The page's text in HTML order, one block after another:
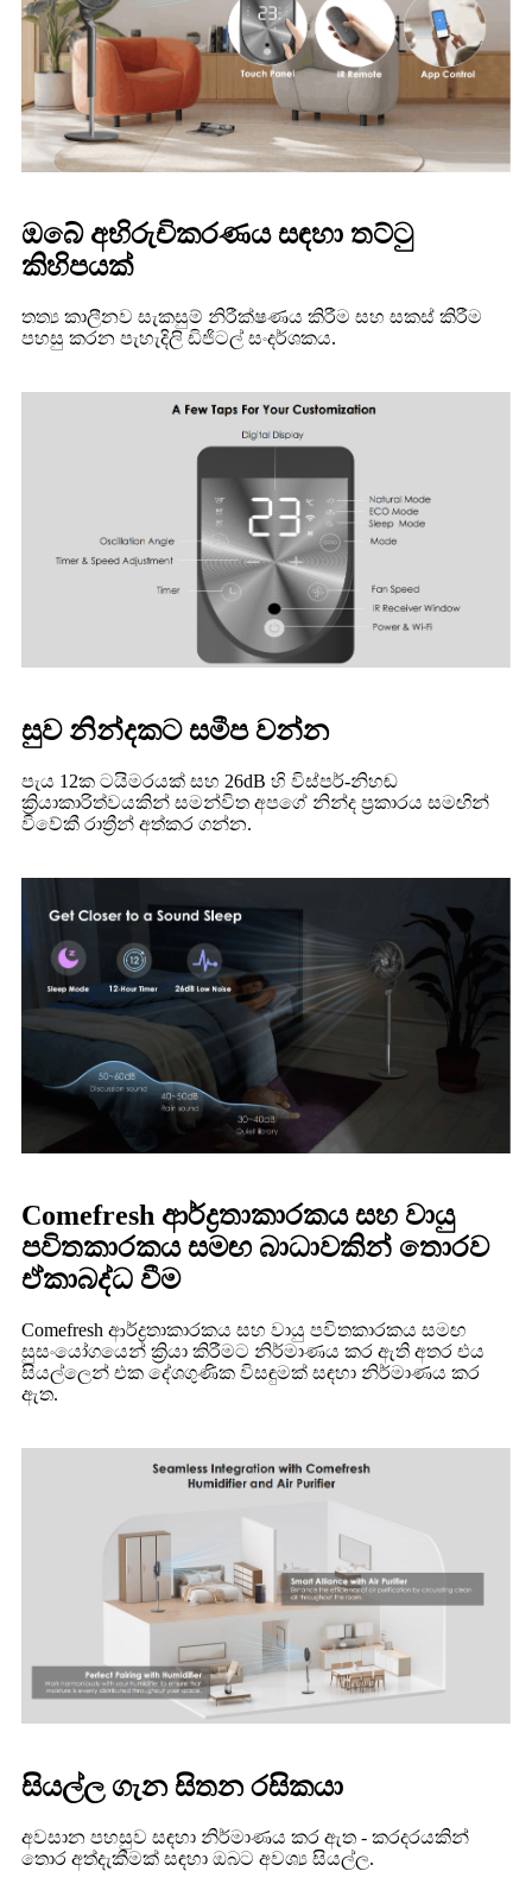
ඔබේ අභිරුචිකරණය සඳහා තට්ටු
කිහිපයක්
තත්‍ය කාලීනව සැකසුම් නිරීක්ෂණය කිරීම සහ සකස් කිරීම
පහසු කරන පැහැදිලි ඩිජිටල් සංදර්ශකය.
සුව නින්දකට සමීප වන්න
පැය 12ක ටයිමරයක් සහ 26dB හි විස්පර්-නිහඬ
ක්‍රියාකාරිත්වයකින් සමන්විත අපගේ නින්ද ප්‍රකාරය සමඟින්
විවේකී රාත්‍රීන් අත්කර ගන්න.
Comefresh ආර්ද්‍රතාකාරකය සහ වායු
පවිතකාරකය සමඟ බාධාවකින් තොරව
ඒකාබද්ධ වීම
Comefresh ආර්ද්‍රතාකාරකය සහ වායු පවිතකාරකය සමඟ
සුසංයෝගයෙන් ක්‍රියා කිරීමට නිර්මාණය කර ඇති අතර එය
සියල්ලෙන් එක දේශගුණික විසඳුමක් සඳහා නිර්මාණය කර
ඇත.
සියල්ල ගැන සිතන රසිකයා
අවසාන පහසුව සඳහා නිර්මාණය කර ඇත - කරදරයකින්
තොර අත්දැකීමක් සඳහා ඔබට අවශ්‍ය සියල්ල.